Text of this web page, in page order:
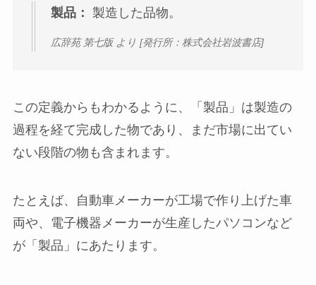
製品： 製造した品物。
広辞苑 第七版 より [発行所：株式会社岩波書店]
この定義からもわかるように、「製品」は製造の
過程を経て完成した物であり、まだ市場に出てい
ない段階の物も含まれます。
たとえば、自動車メーカーが工場で作り上げた車
両や、電子機器メーカーが生産したパソコンなど
が「製品」にあたります。